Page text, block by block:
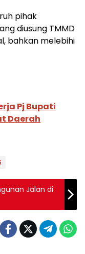
pihak
diusung TMMD
bahkan melebihi
Pj Bupati
Daerah
Jalan di